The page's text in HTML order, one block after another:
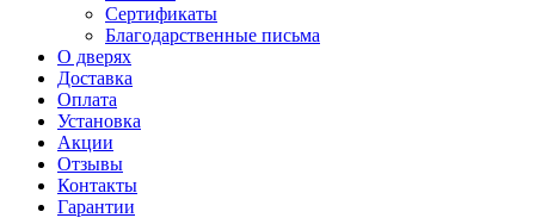
Сертификаты
Благодарственные письма
О дверях
Доставка
Оплата
Установка
Акции
Отзывы
Контакты
Гарантии